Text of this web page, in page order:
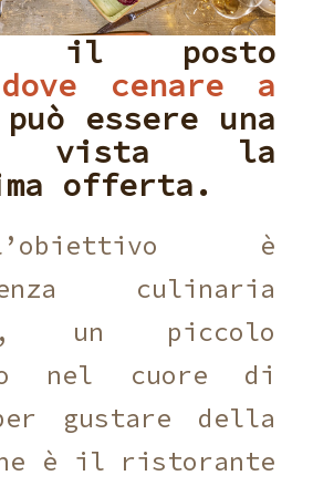
il posto
dove cenare a
essere una
la
offerta.
è
culinaria
un piccolo
nel cuore di
gustare della
è il ristorante